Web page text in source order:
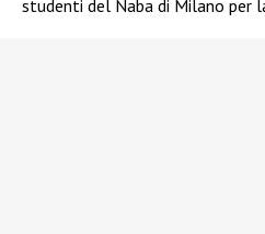
studenti del Naba di Milano per